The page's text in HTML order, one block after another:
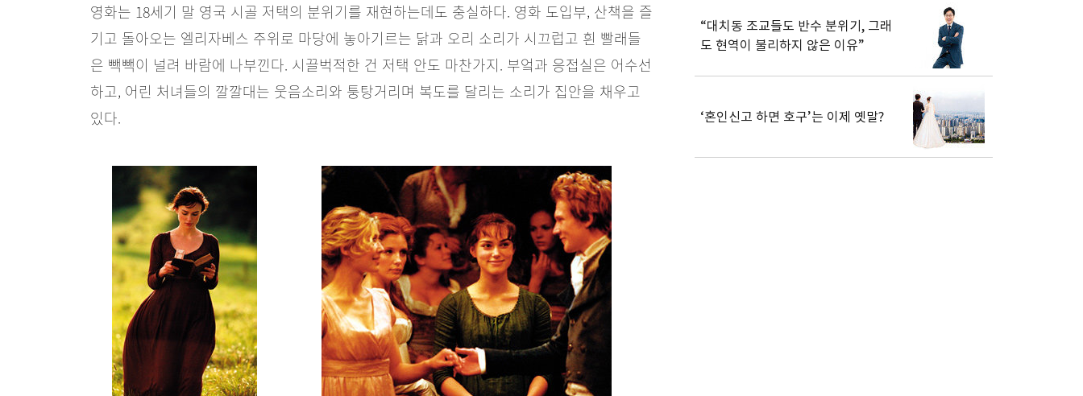
영화는 18세기 말 영국 시골 저택의 분위기를 재현하는데도 충실하다. 영화 도입부, 산책을 즐
기고 돌아오는 엘리자베스 주위로 마당에 놓아기르는 닭과 오리 소리가 시끄럽고 흰 빨래들
은 빽빽이 널려 바람에 나부낀다. 시끌벅적한 건 저택 안도 마찬가지. 부엌과 응접실은 어수선
하고, 어린 처녀들의 깔깔대는 웃음소리와 퉁탕거리며 복도를 달리는 소리가 집안을 채우고
있다.
“대치동 조교들도 반수 분위기, 그래
도 현역이 불리하지 않은 이유”
‘혼인신고 하면 호구’는 이제 옛말?